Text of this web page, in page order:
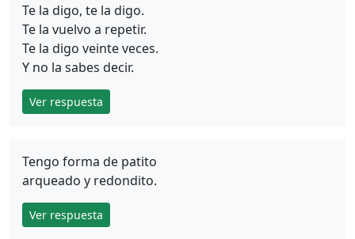
Te la digo, te la digo.
Te la vuelvo a repetir.
Te la digo veinte veces.
Y no la sabes decir.
Ver respuesta
Tengo forma de patito
arqueado y redondito.
Ver respuesta